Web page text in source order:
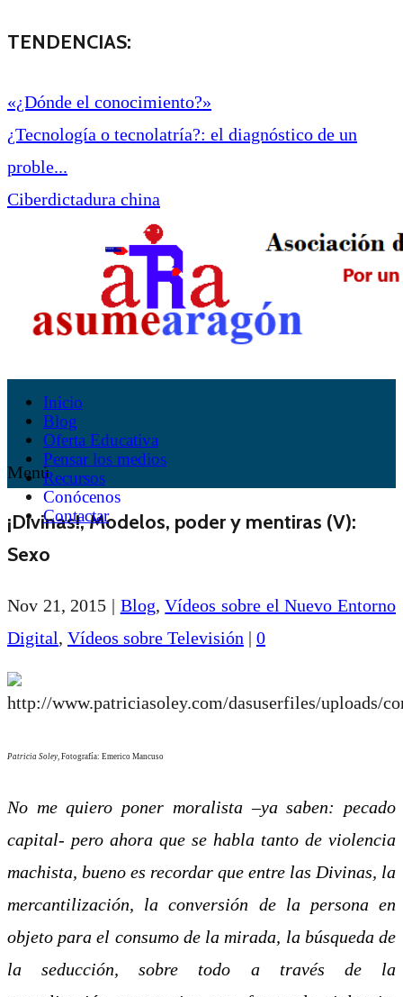
TENDENCIAS:
«¿Dónde el conocimiento?»
¿Tecnología o tecnolatría?: el diagnóstico de un
proble...
Ciberdictadura china
Inicio
Blog
Oferta Educativa
Pensar los medios
Recursos
Conócenos
Contactar
Menú
¡Divinas!, Modelos, poder y mentiras (V):
Sexo
Nov 21, 2015 | Blog,Vídeos sobre el Nuevo Entorno
Digital, Vídeos sobre Televisión | 0
Patricia Soley , Fotografía: Emerico Mancuso
No me quiero poner moralista –ya saben: pecado
capital- pero ahora que se habla tanto de violencia
machista, bueno es recordar que entre las Divinas, la
mercantilización, la conversión de la persona en
objeto para el consumo de la mirada, la búsqueda de
la seducción, sobre todo a través de la